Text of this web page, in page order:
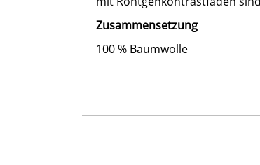
Zusammensetzung
100 % Baumwolle